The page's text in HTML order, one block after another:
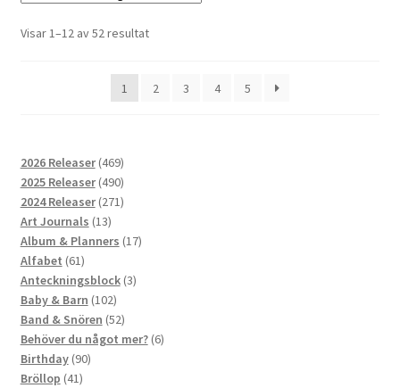
Visar 1–12 av 52 resultat
1 2 3 4 5
2026 Releaser 469469
produkter
2025 Releaser 490490
produkter
2024 Releaser 271271
Art Journals 1313
produkter
Album & Planners 1717
Alfabet 6161
produkter
Anteckningsblock 33
Baby & Barn 102102
produkter
Band & Snören 5252
produkter
Behöver du något mer? 66
Birthday 9090
Bröllop 4141